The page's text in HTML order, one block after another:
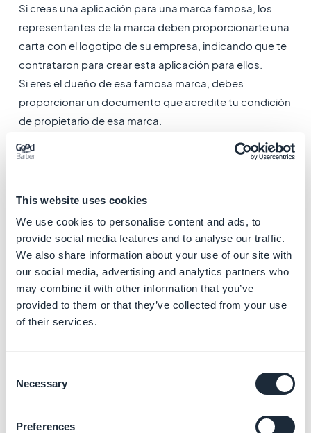
This website uses cookies
We use cookies to personalise content and ads, to
provide social media features and to analyse our traffic.
We also share information about your use of our site with
our social media, advertising and analytics partners who
may combine it with other information that you’ve
provided to them or that they’ve collected from your use
of their services.
Selection
Necessary
Preferences
Si creas una aplicación para una marca famosa, los
representantes de la marca deben proporcionarte una
carta con el logotipo de su empresa, indicando que te
contrataron para crear esta aplicación para ellos.
Si eres el dueño de esa famosa marca, debes
proporcionar un documento que acredite tu condición
de propietario de esa marca.
El documento debe mencionar explícitamente al
publica la aplicación.
Por ejemplo, si el nombre del desarrollador en la
cuenta de Google Play donde se publicará la
aplicación es Mr X., la carta debe mencionar "Mr X".
Si el nombre del desarrollador en la cuenta de Google
Play es la empresa XYZ, la carta debe mencionar "la
empresa XYZ".
enviar el documento a